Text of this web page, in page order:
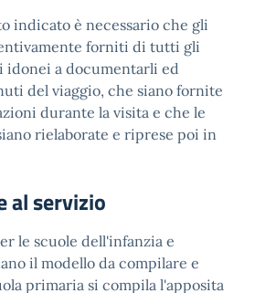
indicato è necessario che gli
forniti di tutti gli
a documentarli ed
del viaggio, che siano fornite
durante la visita e che le
rielaborate e riprese poi in
al servizio
le scuole dell'infanzia e
il modello da compilare e
primaria si compila l'apposita